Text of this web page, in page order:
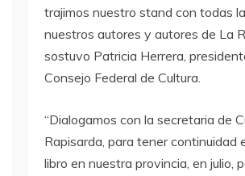
trajimos nuestro stand con todas
nuestros autores y autores de La
sostuvo Patricia Herrera,
Consejo Federal de Cultura.
“Dialogamos con la secretaria de
Rapisarda, para tener continuidad
libro en nuestra provincia, en julio,